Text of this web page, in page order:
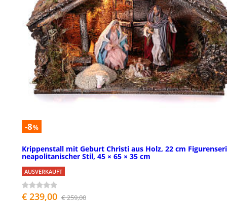
-8%
Krippenstall mit Geburt Christi aus Holz, 22 cm
neapolitanischer Stil, 45 × 65 × 35 cm
AUSVERKAUFT
€ 239,00 € 259,00